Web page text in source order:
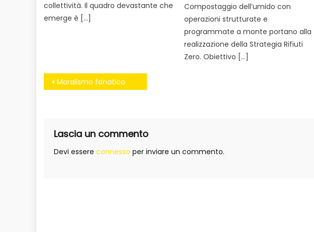
collettività. Il quadro devastante che
emerge è […]
Compostaggio dell’umido con
operazioni strutturate e
programmate a monte portano alla
realizzazione della Strategia Rifiuti
Zero. Obiettivo […]
Navigazione
Moralismo fanatico
Lascia un commento
Devi essere connesso per inviare un commento.